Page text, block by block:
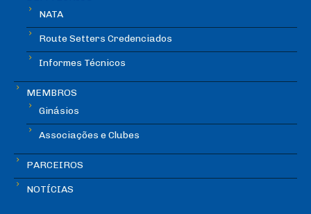
NATA
Route Setters Credenciados
Informes Técnicos
MEMBROS
Ginásios
Associações e Clubes
PARCEIROS
NOTÍCIAS